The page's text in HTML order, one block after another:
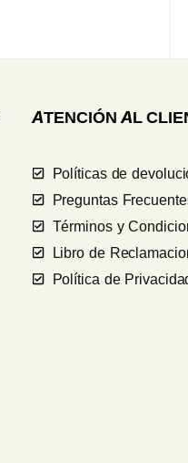
ATENCIÓN AL
Políticas de
Preguntas
Términos y
Libro de
Política de